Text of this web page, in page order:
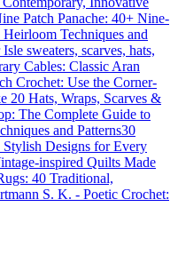
Patch Panache: 40+ Nine-
Techniques and
sweaters, scarves, hats,
Cables: Classic Aran
Crochet: Use the Corner-
20 Hats, Wraps, Scarves &
The Complete Guide to
and Patterns30
Stylish Designs for Every
inspired Quilts Made
40 Traditional,
S. K. - Poetic Crochet: